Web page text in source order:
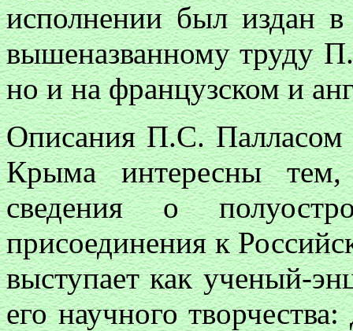
исполнении был издан
вышеназванному труду
но и на французском и
Описания П.С. Палласом
Крыма интересны
сведения о
присоединения к
выступает как ученый-
его научного